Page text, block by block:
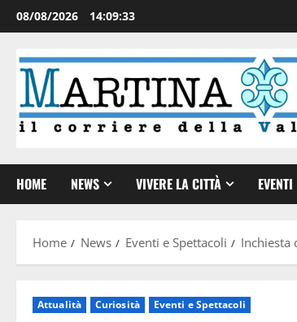
08/08/2026 14:09:34
HOME NEWS VIVERE LA CITTÀ EVENTI
Home News Eventi e Spettacoli Inchiesta
Attualità Curiosità Eventi e Spettacoli